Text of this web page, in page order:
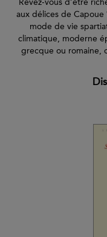
Rêvez-vous d’être
aux délices de
mode de vie
climatique, moderne
grecque ou romaine,